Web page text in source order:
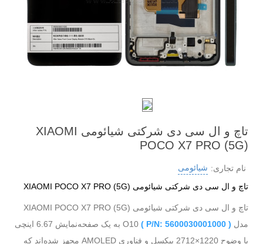
تاچ و ال سی دی شرکتی شیائومی XIAOMI
POCO X7 PRO (5G)
نام تجاری: شیائومی
تاچ و ال سی دی شرکتی شیائومی XIAOMI POCO X7 PRO (5G)
تاچ و ال سی دی شرکتی شیائومی XIAOMI POCO X7 PRO (5G)
مدل ( P/N: 5600030001000 )
O10 به یک صفحه‌نمایش 6.67 اینچی
با وضوح 1220×2712 پیکسل و فناوری AMOLED‌ مجهز شده‌اند که